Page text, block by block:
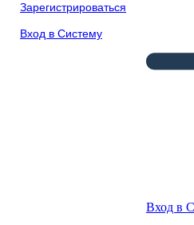
Зарегистрироваться
Вход в Систему
Вход в